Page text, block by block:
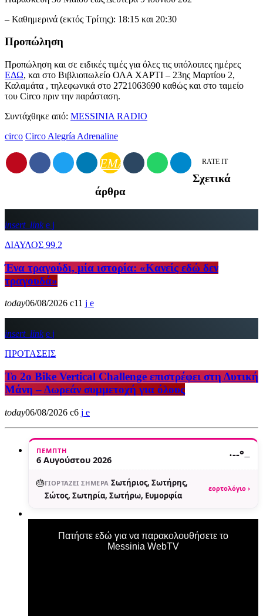
– Καθημερινά (εκτός Τρίτης): 18:15 και 20:30
Προπώληση
Προπώληση και σε ειδικές τιμές για όλες τις υπόλοιπες ημέρες
ΕΔΩ, και στο Βιβλιοπωλείο ΟΛΑ ΧΑΡΤΙ – 23ης Μαρτίου 2,
Καλαμάτα , τηλεφωνικά στο 2721063690 καθώς και στο ταμείο
του Circo πριν την παράσταση.
Συντάχθηκε από: MESSINIA RADIO
circo Circo Alegría Adrenaline
EMAIL RATE IT
Σχετικά
άρθρα
insert_link
ΔΙΑΥΛΟΣ 99.2
Ένα τραγούδι, μία ιστορία: «Κανείς εδώ δεν
τραγουδά»
today06/08/2026 11
insert_link
ΠΡΟΤΑΣΕΙΣ
Το 2ο Bike Vertical Challenge επιστρέφει στη Δυτική
Μάνη – Δωρεάν συμμετοχή για όλους
today06/08/2026 6
ΠΈΜΠΤΗ
6 Αυγούστου 2026 ·--°—
🎂ΓΙΟΡΤΆΖΕΙ ΣΉΜΕΡΑ Σωτήριος, Σωτήρης,
Σώτος, Σωτηρία, Σωτήρω, Ευμορφία
εορτολόγιο ›
Πατήστε εδώ για να παρακολουθήσετε το
Messinia WebTV